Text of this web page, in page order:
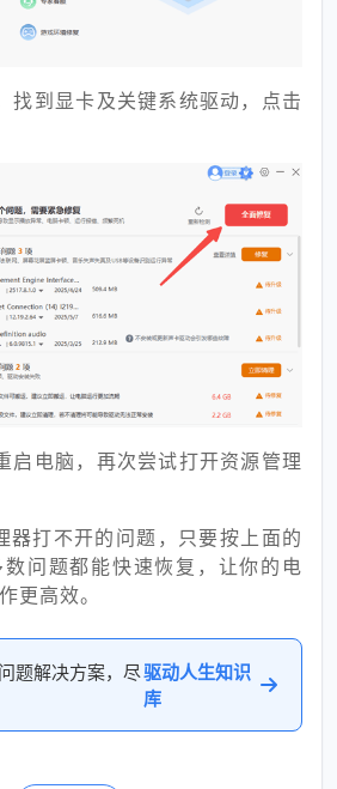
找到显卡及关键系统驱动，点击
启电脑，再次尝试打开资源管理
打不开的问题，只要按上面的
问题都能快速恢复，让你的电
更高效。
题解决方案，尽驱动人生知识
库